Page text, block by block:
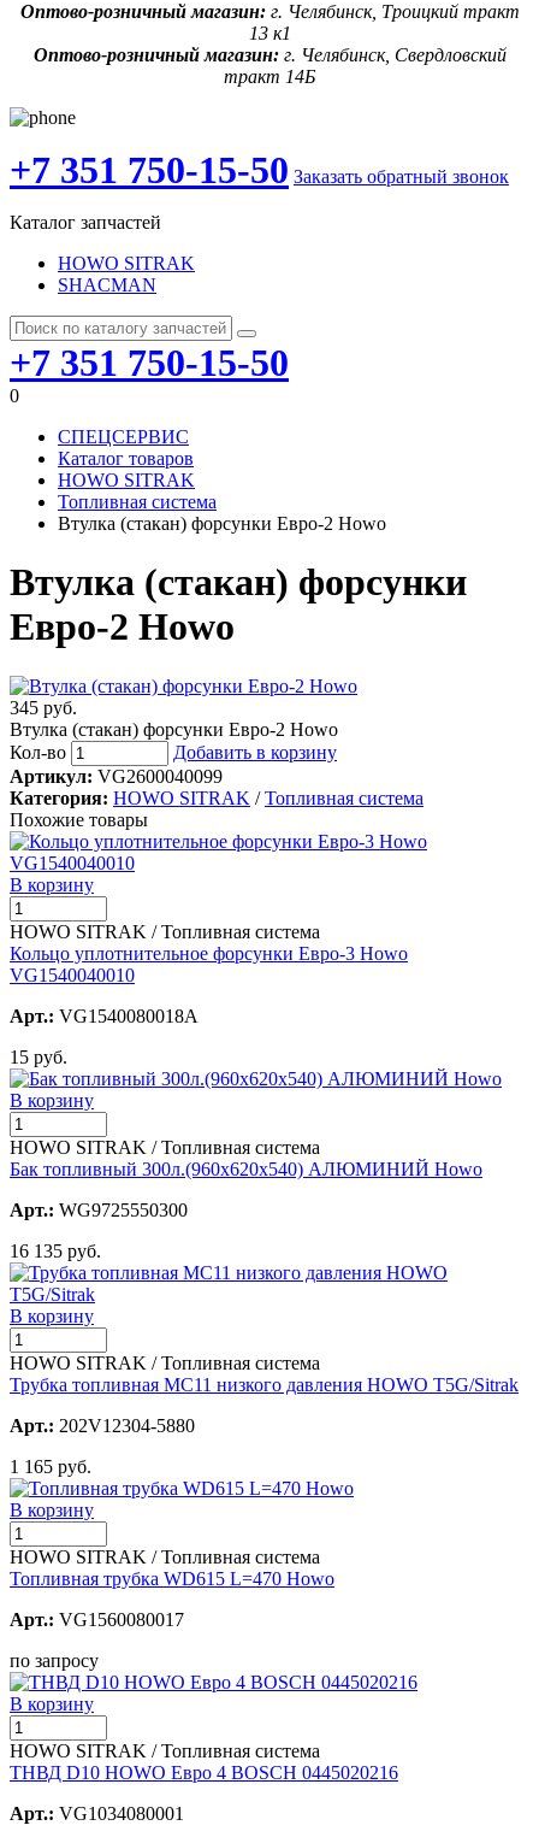
Оптово-розничный магазин: г. Челябинск, Троицкий тракт
13 к1
Оптово-розничный магазин:г. Челябинск, Свердловский
тракт 14Б
+7 351 750-15-50 Заказать обратный звонок
Каталог запчастей
HOWO SITRAK
SHACMAN
+7 351 750-15-50
0
СПЕЦСЕРВИС
Каталог товаров
HOWO SITRAK
Топливная система
Втулка (стакан) форсунки Евро-2 Howo
Втулка (стакан) форсунки
Евро-2 Howo
345 руб.
Втулка (стакан) форсунки Евро-2 Howo
Кол-во
Добавить в корзину
Артикул: VG2600040099
Категория: HOWO SITRAK /Топливная система
Похожие товары
В корзину
HOWO SITRAK / Топливная система
Кольцо уплотнительное форсунки Евро-3 Howo
VG1540040010
Арт.: VG1540080018A
15 руб.
В корзину
HOWO SITRAK / Топливная система
Бак топливный 300л.(960х620х540) АЛЮМИНИЙ Howo
Арт.: WG9725550300
16 135 руб.
В корзину
HOWO SITRAK / Топливная система
Трубка топливная MC11 низкого давления HOWO T5G/Sitrak
Арт.: 202V12304-5880
1 165 руб.
В корзину
HOWO SITRAK / Топливная система
Топливная трубка WD615 L=470 Howo
Арт.: VG1560080017
по запросу
В корзину
HOWO SITRAK / Топливная система
ТНВД D10 HOWO Евро 4 BOSCH 0445020216
Арт.: VG1034080001